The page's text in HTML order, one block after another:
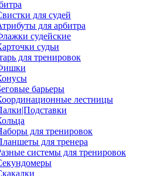
для судей
для арбитра
судейские
судьи
для тренировок
барьеры
лестницы
для тренировок
для тренера
системы для тренировок